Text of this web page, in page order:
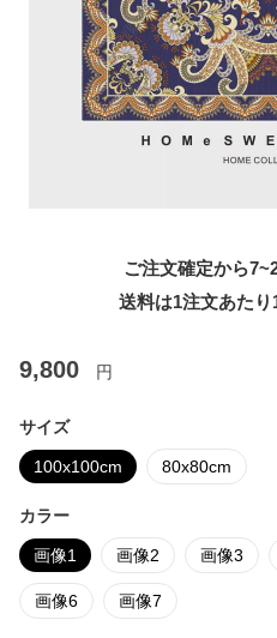
ご注文確定から
送料は1注文あたり
9,800 円
サイズ
100x100cm 80x80cm
カラー
画像1 画像2 画像3
画像6 画像7